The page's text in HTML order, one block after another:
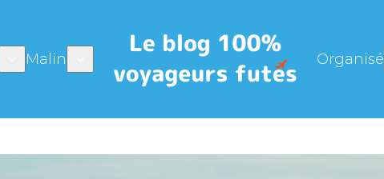
Malin Organisé